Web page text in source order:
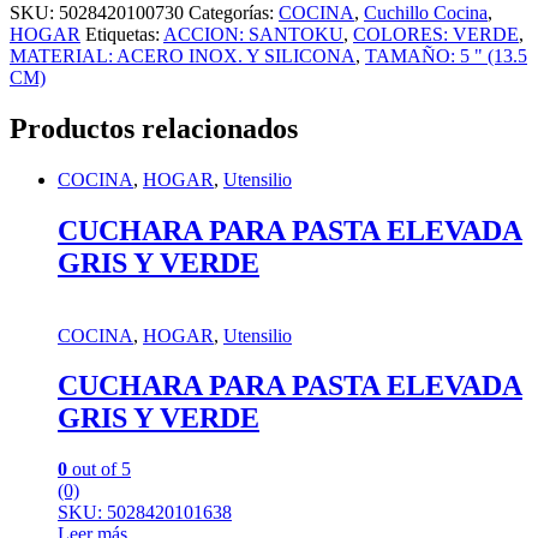
SKU: 5028420100730 Categorías: COCINA, Cuchillo Cocina,
HOGAR Etiquetas: ACCION: SANTOKU, COLORES: VERDE,
MATERIAL: ACERO INOX. Y SILICONA, TAMAÑO: 5 " (13.5
CM)
Productos relacionados
COCINA, HOGAR, Utensilio
CUCHARA PARA PASTA ELEVADA
GRIS Y VERDE
COCINA, HOGAR, Utensilio
CUCHARA PARA PASTA ELEVADA
GRIS Y VERDE
0 out of 5
(0)
SKU: 5028420101638